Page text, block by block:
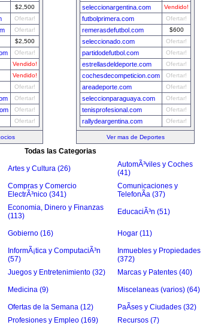
$2,500
Ofertar!
Ofertar!
$2,500
Ofertar!
Vendido!
Vendido!
Ofertar!
Ofertar!
Ofertar!
Ofertar!
seleccionargentina.com Vendido!
futbolprimera.com Ofertar!
remerasdefutbol.com $600
seleccionado.com Ofertar!
partidodefutbol.com Ofertar!
estrellasdeldeporte.com Ofertar!
cochesdecompeticion.com Ofertar!
areadeporte.com Ofertar!
seleccionparaguaya.com Ofertar!
tenisprofesional.com Ofertar!
rallydeargentina.com Ofertar!
Ver mas de Deportes
Todas las Categorias
Artes y Cultura (26)
AutomÃ³viles y Coches
(41)
Compras y Comercio
ElectrÃ³nico (341)
Comunicaciones y
TelefonÃ­a (37)
Economia, Dinero y Finanzas
(113)
EducaciÃ³n (51)
Gobierno (16) Hogar (11)
InformÃ¡tica y ComputaciÃ³n
(57)
Inmuebles y Propiedades
(372)
Juegos y Entretenimiento (32)
Marcas y Patentes (40)
Medicina (9) Miscelaneas (varios) (64)
Ofertas de la Semana (12)
PaÃ­ses y Ciudades (32)
Profesiones y Empleo (169)
Recursos (7)